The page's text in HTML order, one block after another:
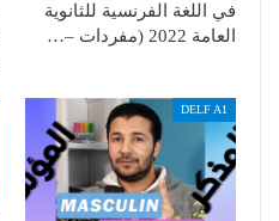
في اللغة الفرنسية للثانوية
العامة 2022 (مفردات –…
DELF A1